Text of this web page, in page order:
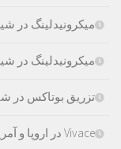
میکرونیدلینگ در
میکرونیدلینگ در
تزریق بوتاکس در
Vivace در اروپا و آمریکازیبایی